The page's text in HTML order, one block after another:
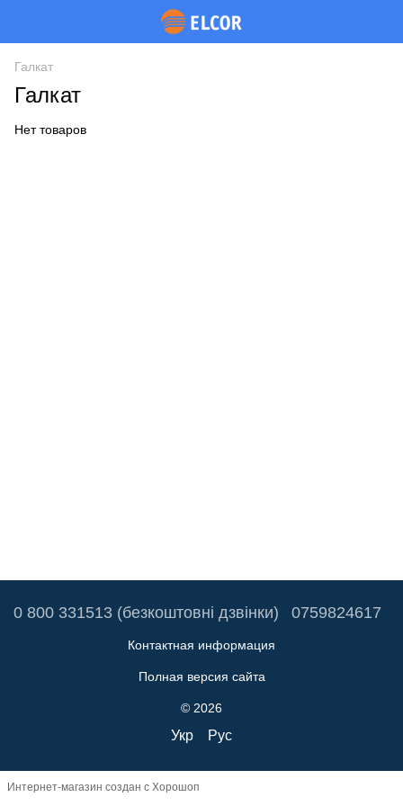
Галкат
Галкат
Нет товаров
0 800 331513 (безкоштовні дзвінки) 0759824617
Контактная информация
Полная версия сайта
© 2026
Укр Рус
Интернет-магазин создан с Хорошоп